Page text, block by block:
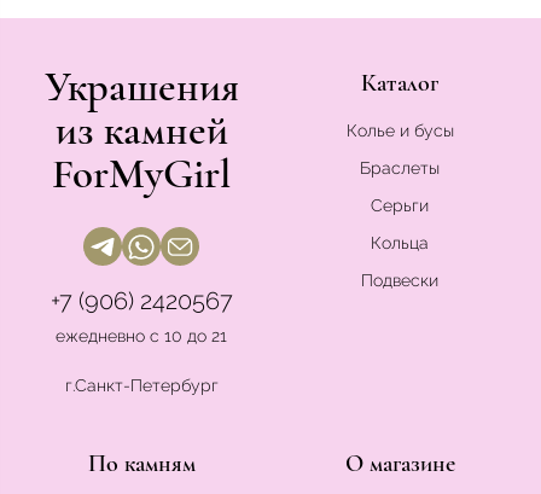
Украшения
из камней
ForMyGirl
+7 (906) 2420567
ежедневно с 10 до 21
г.Санкт-Петербург
Каталог
Колье и бусы
Браслеты
Серьги
Кольца
Подвески
По камням О магазине